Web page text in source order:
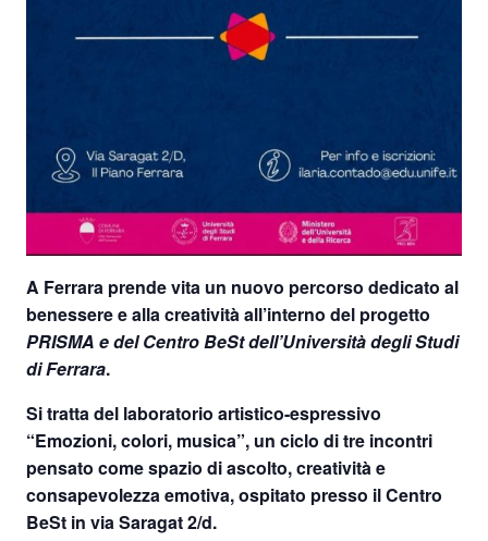
A Ferrara prende vita un nuovo percorso dedicato al
benessere e alla creativitàall’interno del progetto
PRISMA e del Centro BeSt dell’Università degli Studi
di Ferrara.
Si tratta del laboratorio artistico-espressivo
“Emozioni, colori, musica”, un ciclo di tre incontri
pensato come spazio di ascolto, creatività e
consapevolezza emotiva, ospitato presso ilCentro
BeSt in via Saragat 2/d.